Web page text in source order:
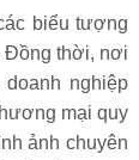
biểu tượng
Đồng thời, nơi
nghiệp
mại quy
ảnh chuyên